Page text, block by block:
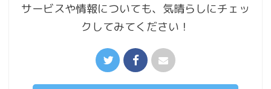
サービスや情報についても、気晴らしにチェッ
クしてみてください！